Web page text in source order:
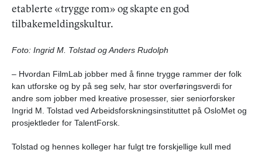
etablerte «trygge rom» og skapte en god
tilbakemeldingskultur.
Foto: Ingrid M. Tolstad og Anders Rudolph
– Hvordan FilmLab jobber med å finne trygge rammer der folk
kan utforske og by på seg selv, har stor overføringsverdi for
andre som jobber med kreative prosesser, sier seniorforsker
Ingrid M. Tolstad ved Arbeidsforskningsinstituttet på OsloMet og
prosjektleder for TalentForsk.
Tolstad og hennes kolleger har fulgt tre forskjellige kull med